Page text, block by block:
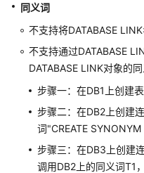
指
南
布
式
_V2.0-
M-
Compatibility
开
同义词
不支持将DATABASE
不支持通过DATABASE
DATABASE LINK对象的
步骤一：在DB1上创建表
步骤二：在DB2上创建
词"CREATE SYNONYM
步骤三：在DB3上创建
调用DB2上的同义词T1